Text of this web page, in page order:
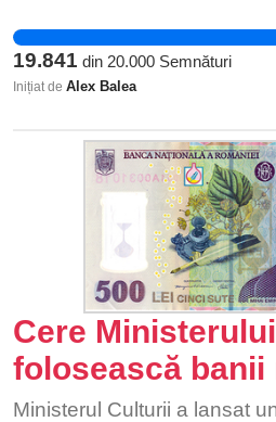
politici publice, iar toate
pentru a servi intereselor
funcționari publici) corupți
infracțiuni pentru a-și
a 4-a putere în stat.
care un segment important
acces la informație și prin
poate monitoriza
guvernamentală,
administrației publice!
19.841 din 20.000 Semnături
Inițiat de Alex Balea
Cere
folosească
Ministerul Culturii a lansat